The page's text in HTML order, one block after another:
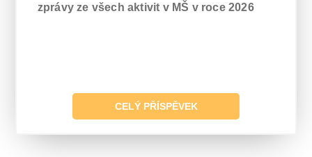
zprávy ze všech aktivit v MŠ v roce 2026
CELÝ PŘÍSPĚVEK